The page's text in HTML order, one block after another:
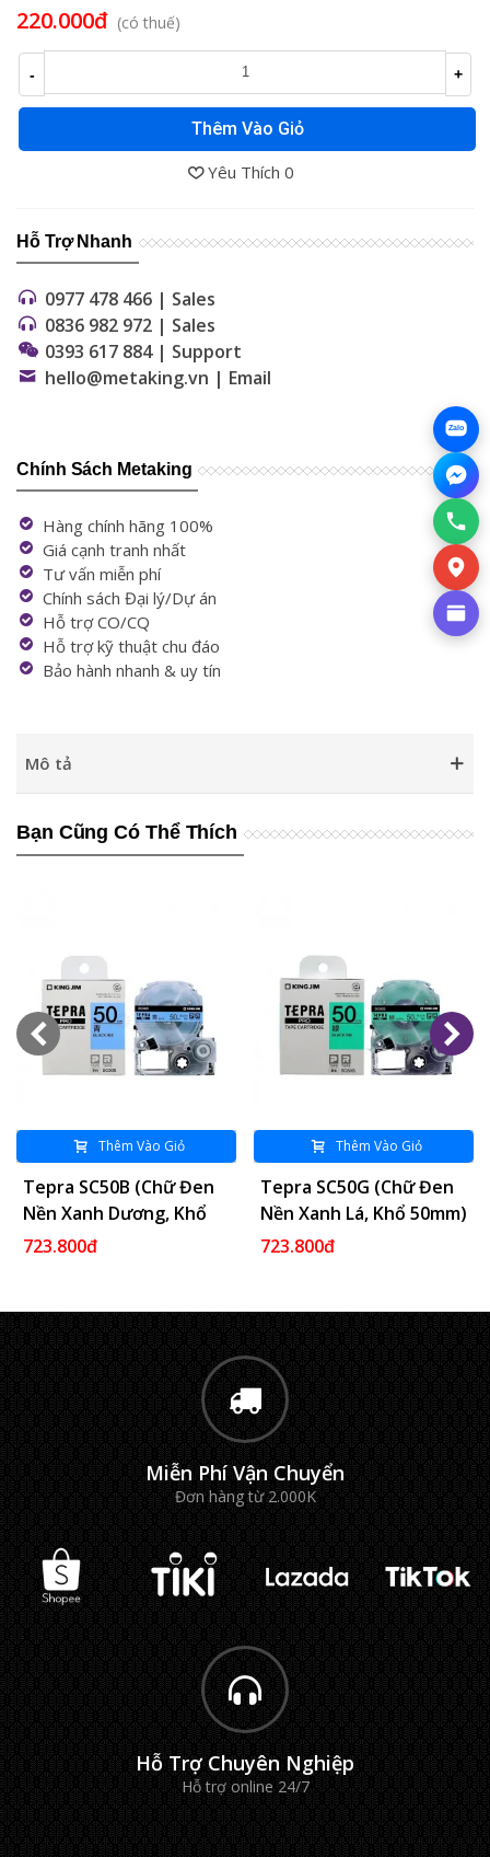
220.000đ (có thuế)
- +
Thêm Vào Giỏ
Yêu Thích 0
Hỗ Trợ Nhanh
0977 478 466 | Sales
0836 982 972 | Sales
0393 617 884 | Support
hello@metaking.vn | Email
Chính Sách Metaking
Hàng chính hãng 100%
Giá cạnh tranh nhất
Tư vấn miễn phí
Chính sách Đại lý/Dự án
Hỗ trợ CO/CQ
Hỗ trợ kỹ thuật chu đáo
Bảo hành nhanh & uy tín
Mô tả
Bạn Cũng Có Thể Thích
Thêm Vào Giỏ
Tepra SC50B (Chữ Đen
Nền Xanh Dương, Khổ
50mm)
723.800đ
Thêm Vào Giỏ
Tepra SC50G (Chữ Đen
Nền Xanh Lá, Khổ 50mm)
723.800đ
Miễn Phí Vận Chuyển
Đơn hàng từ 2.000K
Hỗ Trợ Chuyên Nghiệp
Hỗ trợ online 24/7
Zalo